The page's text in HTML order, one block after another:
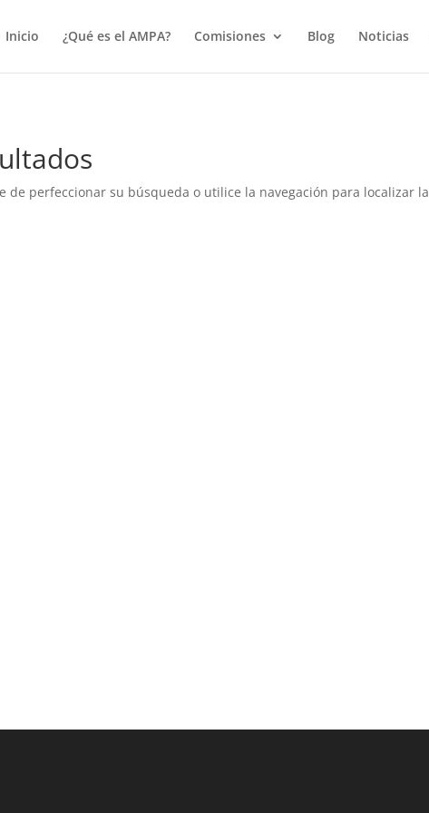
Inicio
¿Qué es el AMPA? Comisiones Blog Noticias
de perfeccionar su búsqueda o utilice la navegación para localizar la